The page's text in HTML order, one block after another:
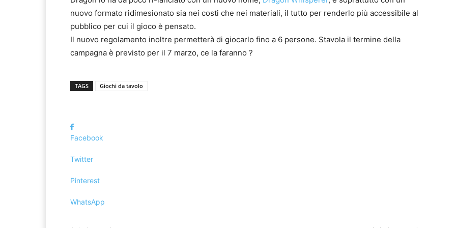
nuovo formato ridimesionato sia nei costi che nei materiali, il tutto per renderlo più accessibile al
pubblico per cui il gioco è pensato.
Il nuovo regolamento inoltre permetterà di giocarlo fino a 6 persone. Stavola il termine della
campagna è previsto per il 7 marzo, ce la faranno ?
TAGS Giochi da tavolo
Facebook
Twitter
Pinterest
WhatsApp